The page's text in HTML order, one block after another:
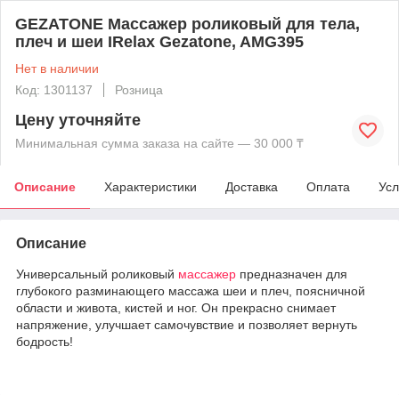
GEZATONE Массажер роликовый для тела,
плеч и шеи IRelax Gezatone, AMG395
Нет в наличии
Код: 1301137
Розница
Цену уточняйте
Минимальная сумма заказа на сайте — 30 000 ₸
Описание Характеристики Доставка Оплата
Описание
Универсальный роликовый массажер предназначен для
глубокого разминающего массажа шеи и плеч, поясничной
области и живота, кистей и ног. Он прекрасно снимает
напряжение, улучшает самочувствие и позволяет вернуть
бодрость!